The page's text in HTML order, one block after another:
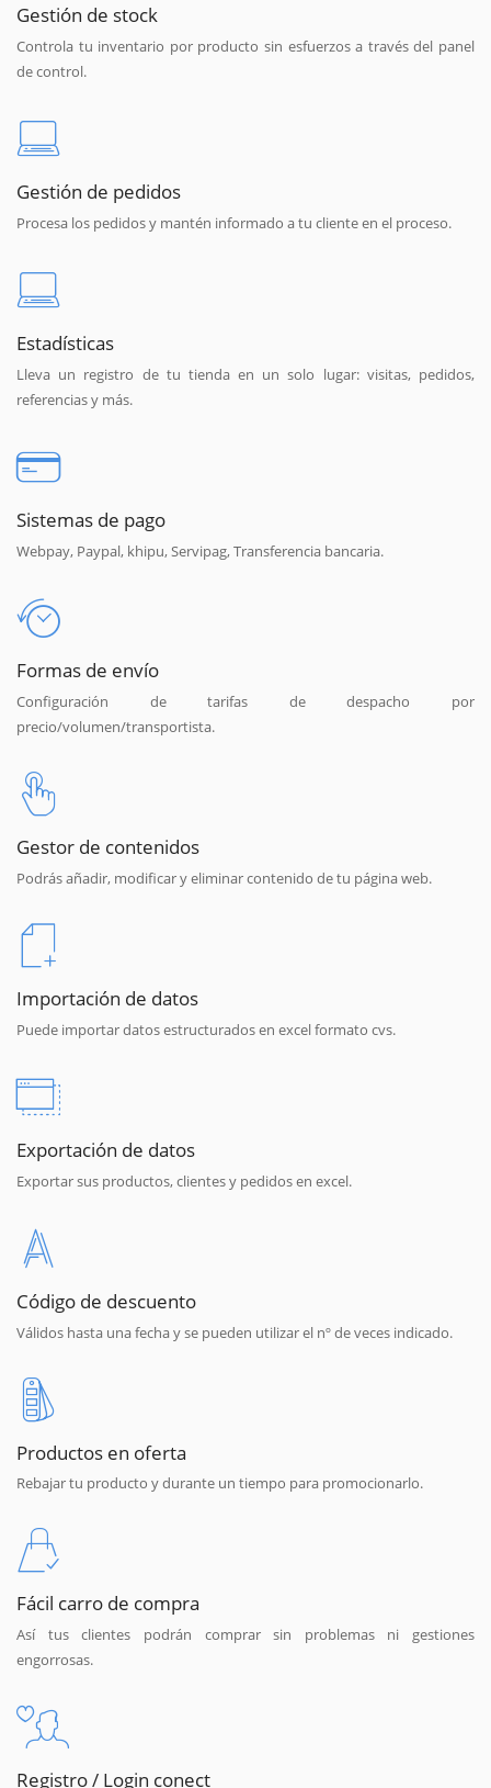
Gestión de stock
Controla tu inventario por producto sin esfuerzos a través del panel
de control.
Gestión de pedidos
Procesa los pedidos y mantén informado a tu cliente en el proceso.
Estadísticas
Lleva un registro de tu tienda en un solo lugar: visitas, pedidos,
referencias y más.
Sistemas de pago
Webpay, Paypal, khipu, Servipag, Transferencia bancaria.
Formas de envío
Configuración de tarifas de despacho por
precio/volumen/transportista.
Gestor de contenidos
Podrás añadir, modificar y eliminar contenido de tu página web.
Importación de datos
Puede importar datos estructurados en excel formato cvs.
Exportación de datos
Exportar sus productos, clientes y pedidos en excel.
Código de descuento
Válidos hasta una fecha y se pueden utilizar el nº de veces indicado.
Productos en oferta
Rebajar tu producto y durante un tiempo para promocionarlo.
Fácil carro de compra
Así tus clientes podrán comprar sin problemas ni gestiones
engorrosas.
Registro / Login conect